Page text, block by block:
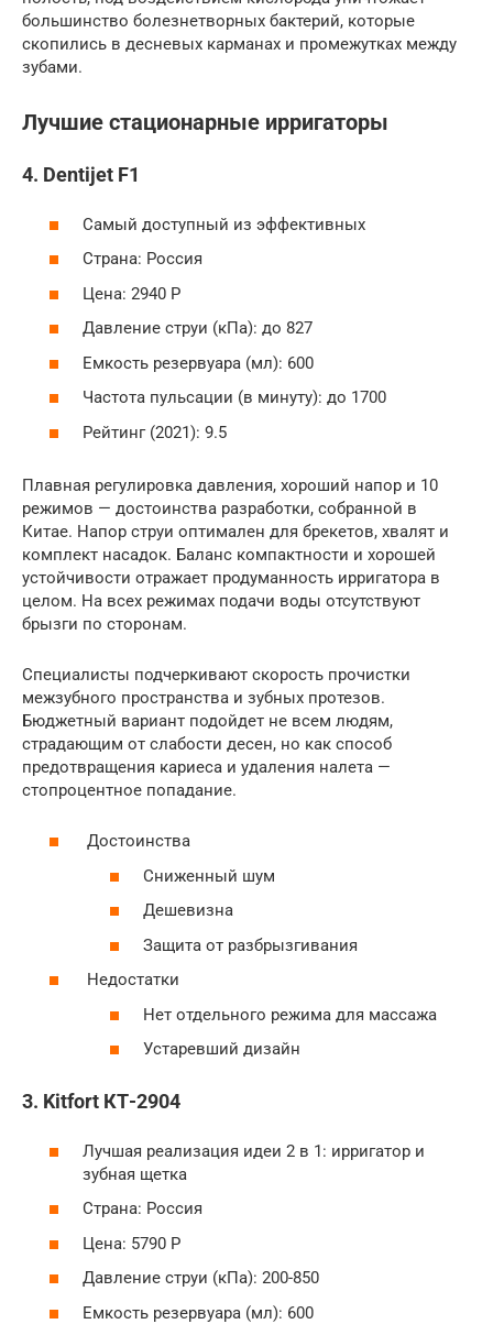
большинство болезнетворных бактерий, которые
скопились в десневых карманах и промежутках между
зубами.
Лучшие стационарные ирригаторы
4. Dentijet F1
Самый доступный из эффективных
Страна: Россия
Цена: 2940 Р
Давление струи (кПа): до 827
Емкость резервуара (мл): 600
Частота пульсации (в минуту): до 1700
Рейтинг (2021): 9.5
Плавная регулировка давления, хороший напор и 10
режимов — достоинства разработки, собранной в
Китае. Напор струи оптимален для брекетов, хвалят и
комплект насадок. Баланс компактности и хорошей
устойчивости отражает продуманность ирригатора в
целом. На всех режимах подачи воды отсутствуют
брызги по сторонам.
Специалисты подчеркивают скорость прочистки
межзубного пространства и зубных протезов.
Бюджетный вариант подойдет не всем людям,
страдающим от слабости десен, но как способ
предотвращения кариеса и удаления налета —
стопроцентное попадание.
Достоинства
Сниженный шум
Дешевизна
Защита от разбрызгивания
Недостатки
Нет отдельного режима для массажа
Устаревший дизайн
3. Kitfort КТ-2904
Лучшая реализация идеи 2 в 1: ирригатор и
зубная щетка
Страна: Россия
Цена: 5790 Р
Давление струи (кПа): 200-850
Емкость резервуара (мл): 600